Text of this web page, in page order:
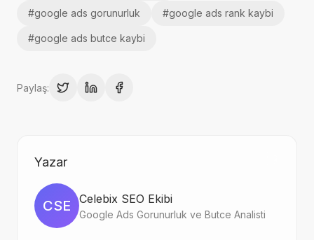
#google ads gorunurluk #google ads rank kaybi
#google ads butce kaybi
Paylaş:
Yazar
CSE Celebix SEO Ekibi
Google Ads Gorunurluk ve Butce Analisti